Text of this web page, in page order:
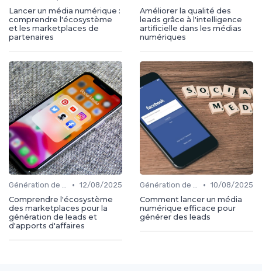
Lancer un média numérique :
comprendre l'écosystème
et les marketplaces de
partenaires
Améliorer la qualité des
leads grâce à l'intelligence
artificielle dans les médias
numériques
Génération de leads • 12/08/2025
Comprendre l'écosystème
des marketplaces pour la
génération de leads et
d'apports d'affaires
Génération de leads • 10/08/2025
Comment lancer un média
numérique efficace pour
générer des leads